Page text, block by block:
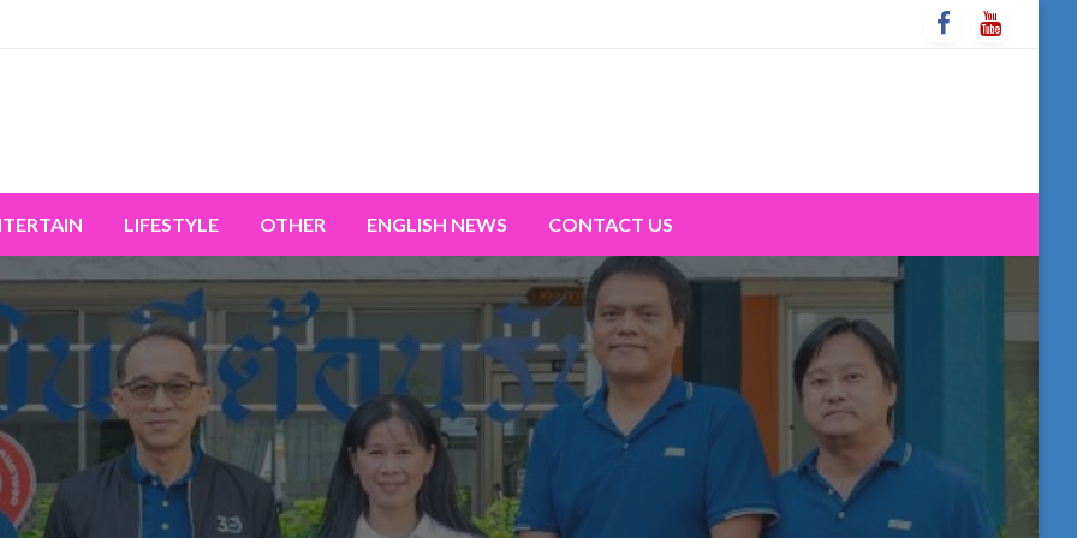
LIFESTYLE OTHER ENGLISH NEWS CONTACT US